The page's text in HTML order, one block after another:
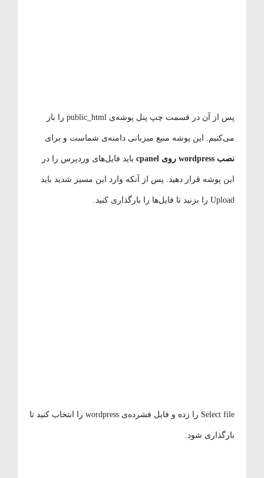
پس از آن در قسمت چپ پنل پوشه‌ی public_html را باز
می‌کنیم. این پوشه منبع میزبانی دامنه‌ی شماست و برای
نصب wordpress روی cpanel باید فایل‌های وردپرس را در
این پوشه قرار دهید. پس از آنکه وارد این مسیر شدید باید
Upload را بزنید تا فایل‌ها را بارگذاری کنید.
Select file را زده و فایل فشرده‌ی wordpress را انتخاب کنید تا
بارگذاری شود.